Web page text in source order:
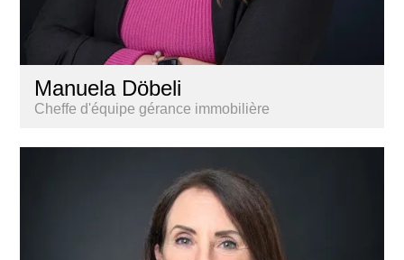
Manuela Döbeli
Cheffe d'équipe gérance immobilière